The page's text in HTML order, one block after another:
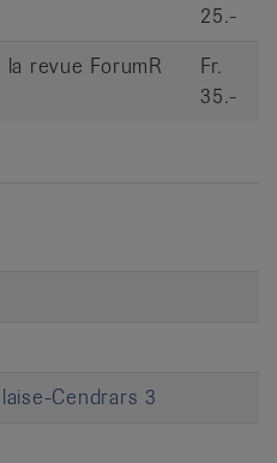
25.-
revue ForumR
Fr.
35.-
Cendrars 3